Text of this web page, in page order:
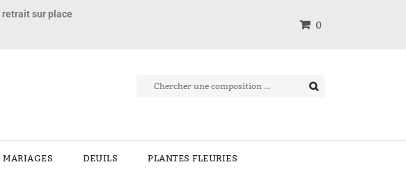
retrait sur place
0
MARIAGES DEUILS PLANTES FLEURIES